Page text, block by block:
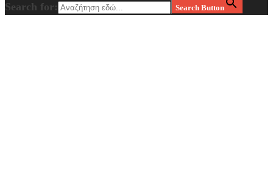
Search for: Search Button